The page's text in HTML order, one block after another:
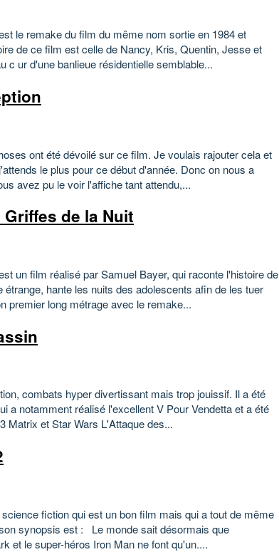
le remake du film du même nom sortie en 1984 et
de ce film est celle de Nancy, Kris, Quentin, Jesse et
c ur d'une banlieue résidentielle semblable...
ont été dévoilé sur ce film. Je voulais rajouter cela et
le plus pour ce début d'année. Donc on nous a
avez pu le voir l'affiche tant attendu,...
de la Nuit
un film réalisé par Samuel Bayer, qui raconte l'histoire de
étrange, hante les nuits des adolescents afin de les tuer
premier long métrage avec le remake...
combats hyper divertissant mais trop jouissif. Il a été
a notamment réalisé l'excellent V Pour Vendetta et a été
Matrix et Star Wars L'Attaque des...
fiction qui est un bon film mais qui a tout de même
synopsis est : Le monde sait désormais que
et le super-héros Iron Man ne font qu'un....